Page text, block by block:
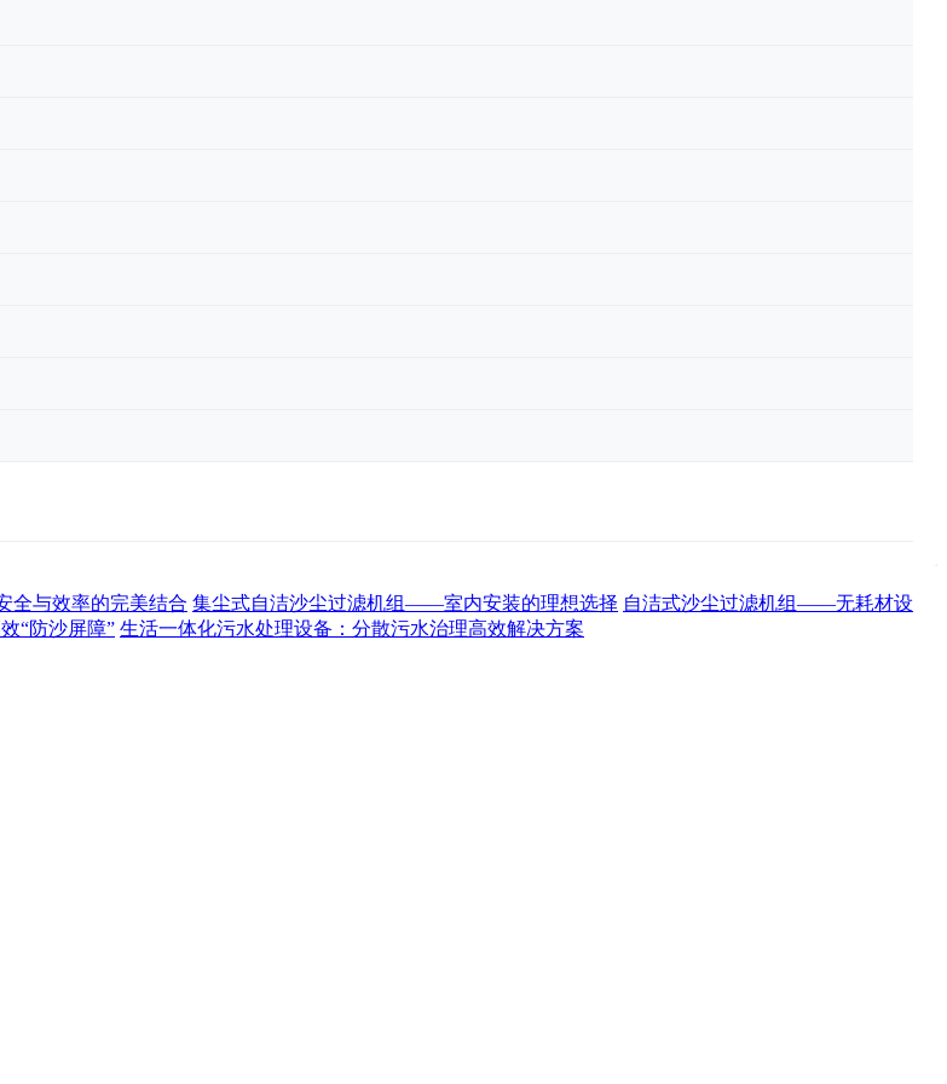
与效率的完美结合 集尘式自洁沙尘过滤机组——室内安装的理想选择 自洁式沙尘过滤机组——无耗材设
“防沙屏障” 生活一体化污水处理设备：分散污水治理高效解决方案